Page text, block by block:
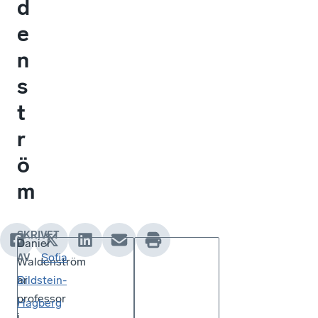
d
e
n
s
t
r
ö
m
Daniel
Waldenström
är
professor
SKRIVET
AV
Sofia
Bildstein-
Hagberg